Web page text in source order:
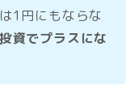
1円にもならな
資でプラスにな